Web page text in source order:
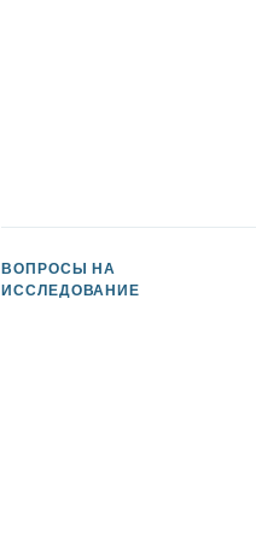
ВОПРОСЫ НА
ИССЛЕДОВАНИЕ